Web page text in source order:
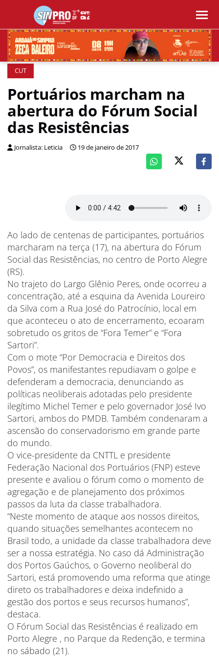
CUT
Portuários marcham na
abertura do Fórum Social
das Resistências
Jornalista: Leticia 19 de janeiro de 2017
Ao lado de centenas de participantes, portuários
marcharam na terça (17), na abertura do Fórum
Social das Resistências, no centro de Porto Alegre
(RS).
No trajeto do Largo Glênio Peres, onde ocorreu a
concentração, até a esquina da Avenida Loureiro
da Silva com a Rua José do Patrocínio, local em
que aconteceu o ato de encerramento, ecoaram
sobretudo os gritos de “Fora Temer” e “Fora
Sartori”.
Com o mote “Por Democracia e Direitos dos
Povos”, os manifestantes repudiavam o golpe e
defenderam a democracia, denunciando as
políticas neoliberais adotadas pelo presidente
ilegítimo Michel Temer e pelo governador José Ivo
Sartori, ambos do PMDB. Também condenaram a
ascensão do conservadorismo em grande parte
do mundo.
O vice-presidente da CNTTL e presidente
Federação Nacional dos Portuários (FNP) esteve
presente e avaliou o fórum como o momento de
agregação e de planejamento dos próximos
passos da luta da classe trabalhadora.
“Neste momento de ataque aos nossos direitos,
quando situações semelhantes acontecem no
Brasil todo, a unidade da classe trabalhadora deve
ser a nossa estratégia. No caso dá Administração
dos Portos Gaúchos, o Governo neoliberal do
Sartori, está promovendo uma reforma que atinge
direto os trabalhadores e deixa indefinido a
gestão dos portos e seus recursos humanos”,
destaca.
O Fórum Social das Resistências é realizado em
Porto Alegre , no Parque da Redenção, e termina
no sábado (21).